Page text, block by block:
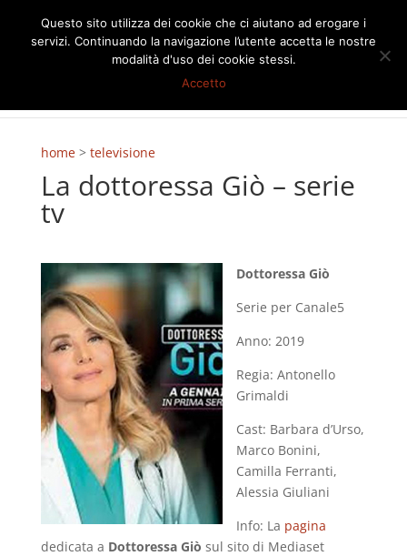
home> televisione
La dottoressa Giò – serie
tv
Dottoressa Giò
Serie per Canale5
Anno: 2019
Regia: Antonello
Grimaldi
Cast: Barbara d’Urso,
Marco Bonini,
Camilla Ferranti,
Alessia Giuliani
Info: La pagina
dedicata a Dottoressa Giò sul sito di Mediaset
Questo sito utilizza dei cookie che ci aiutano ad erogare i
servizi. Continuando la navigazione l’utente accetta le nostre
modalità d'uso dei cookie stessi.
Accetto